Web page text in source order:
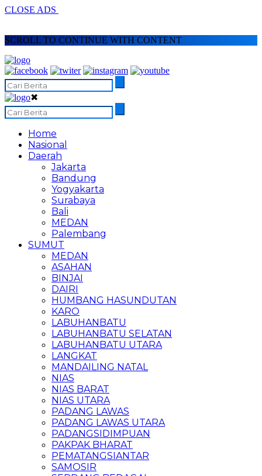
CLOSE ADS
SCROLL TO CONTINUE WITH CONTENT
✖
Home
Nasional
Daerah
Jakarta
Bandung
Yogyakarta
Surabaya
Bali
MEDAN
Palembang
SUMUT
MEDAN
ASAHAN
BINJAI
DAIRI
HUMBANG HASUNDUTAN
KARO
LABUHANBATU
LABUHANBATU SELATAN
LABUHANBATU UTARA
LANGKAT
MANDAILING NATAL
NIAS
NIAS BARAT
NIAS UTARA
PADANG LAWAS
PADANG LAWAS UTARA
PADANGSIDIMPUAN
PAKPAK BHARAT
PEMATANGSIANTAR
SAMOSIR